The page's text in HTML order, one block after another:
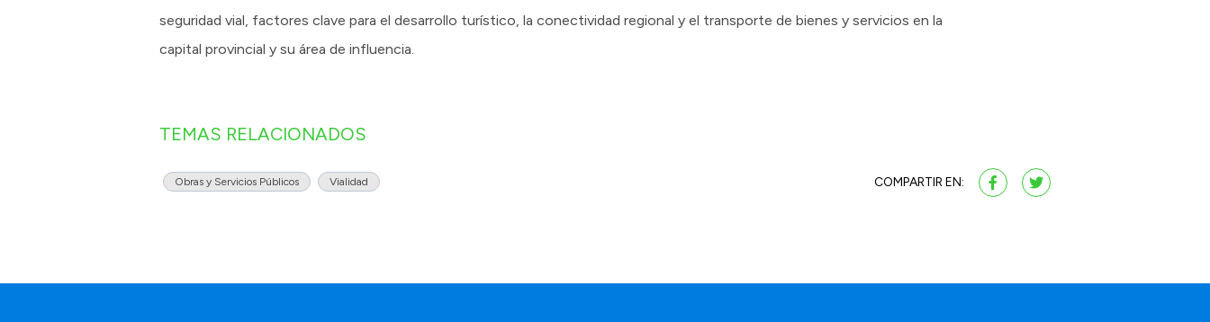
seguridad vial, factores clave para el desarrollo turístico, la conectividad regional y el transporte de bienes y servicios en la
capital provincial y su área de influencia.
TEMAS RELACIONADOS
Obras y Servicios Públicos Vialidad COMPARTIR EN: